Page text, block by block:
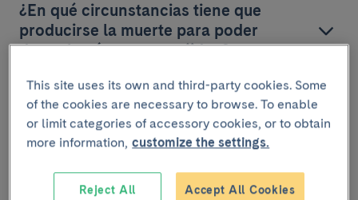
¿En qué circunstancias tiene que
producirse la muerte para poder
donar los órganos y tejidos?
¿Qué hay que hacer para ser
donante?
¿Cómo se respetará la voluntad
del donante de órganos y tejidos
después de su muerte?
This site uses its own and third-party cookies. Some
of the cookies are necessary to browse. To enable
or limit categories of accessory cookies, or to obtain
more information, customize the settings.
Reject All Accept All Cookies